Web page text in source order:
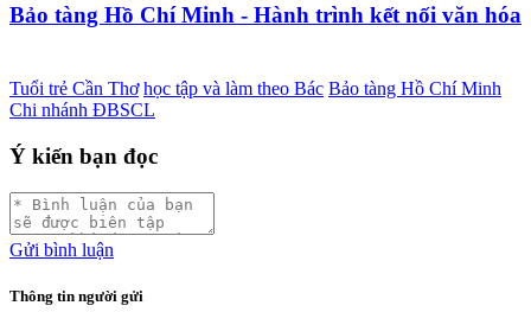
Bảo tàng Hồ Chí Minh - Hành trình kết nối văn hóa
Tuổi trẻ Cần Thơ học tập và làm theo Bác Bảo tàng Hồ Chí Minh
Chi nhánh ĐBSCL
Ý kiến bạn đọc
Gửi bình luận
Thông tin người gửi